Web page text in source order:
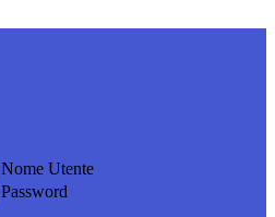
Nome Utente
Password